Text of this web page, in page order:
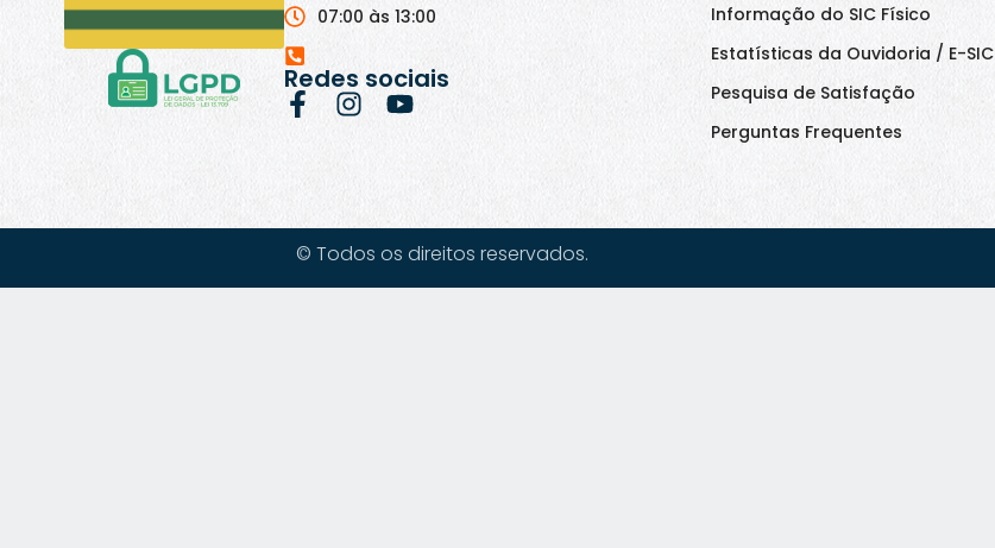
07:00 às 13:00
Redes sociais
Informação do SIC Físico
Estatísticas da Ouvidoria / E-SIC
Pesquisa de Satisfação
Perguntas Frequentes
© Todos os direitos reservados.